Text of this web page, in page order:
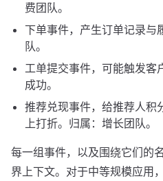
费团队。
下单事件，产生订单记录与
队。
工单提交事件，可能触发客
成功。
推荐兑现事件，给推荐人积
上打折。归属：增长团队。
每一组事件，以及围绕它们的
界上下文。对于中等规模应用